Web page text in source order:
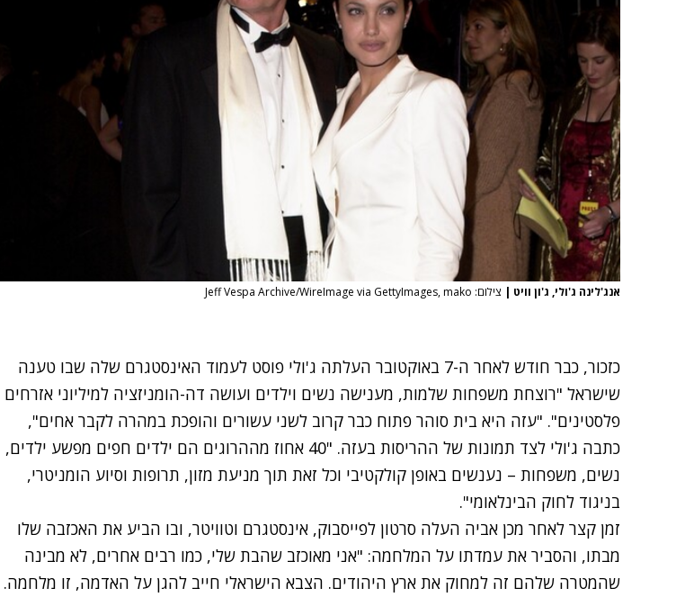
אנג'לינה ג'ולי, ג'ון וויט | צילום: Jeff Vespa Archive/WireImage via GettyImages, mako
כזכור, כבר חודש לאחר ה-7 באוקטובר העלתה ג'ולי פוסט לעמוד האינסטגרם שלה שבו טענה
שישראל "רוצחת משפחות שלמות, מענישה נשים וילדים ועושה דה-הומניזציה למיליוני אזרחים
פלסטינים". "עזה היא בית סוהר פתוח כבר קרוב לשני עשורים והופכת במהרה לקבר אחים",
כתבה ג'ולי לצד תמונות של ההריסות בעזה. "40 אחוז מההרוגים הם ילדים חפים מפשע ילדים,
נשים, משפחות – נענשים באופן קולקטיבי וכל זאת תוך מניעת מזון, תרופות וסיוע הומניטרי,
בניגוד לחוק הבינלאומי".
זמן קצר לאחר מכן אביה העלה סרטון לפייסבוק, אינסטגרם וטוויטר, ובו הביע את האכזבה שלו
מבתו, והסביר את עמדתו על המלחמה: "אני מאוכזב שהבת שלי, כמו רבים אחרים, לא מבינה
שהמטרה שלהם זה למחוק את ארץ היהודים. הצבא הישראלי חייב להגן על האדמה, זו מלחמה.